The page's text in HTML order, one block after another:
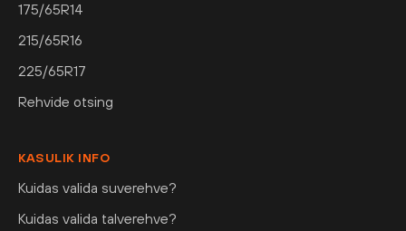
175/65R14
215/65R16
225/65R17
Rehvide otsing
KASULIK INFO
Kuidas valida suverehve?
Kuidas valida talverehve?